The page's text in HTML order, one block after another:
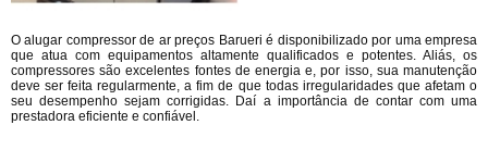
O alugar compressor de ar preços Barueri é disponibilizado por uma empresa
que atua com equipamentos altamente qualificados e potentes. Aliás, os
compressores são excelentes fontes de energia e, por isso, sua manutenção
deve ser feita regularmente, a fim de que todas irregularidades que afetam o
seu desempenho sejam corrigidas. Daí a importância de contar com uma
prestadora eficiente e confiável.